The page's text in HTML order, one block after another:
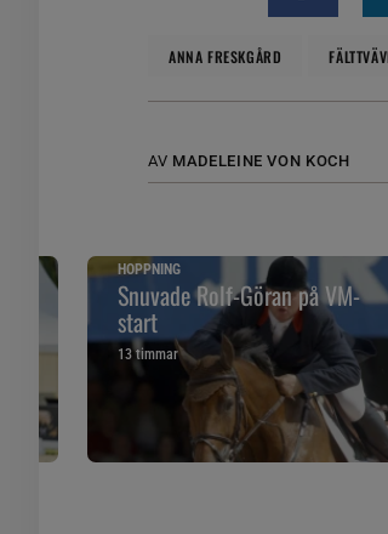
ANNA FRESKGÅRD
AV MADELEINE VON KOCH
HOPPNING
Snuvade Rolf-Göran på VM-
start
13 timmar